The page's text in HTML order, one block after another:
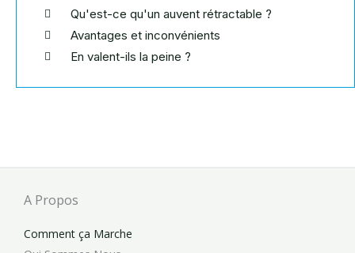
Qu'est-ce qu'un auvent rétractable ?
Avantages et inconvénients
En valent-ils la peine ?
A Propos
Comment ça Marche